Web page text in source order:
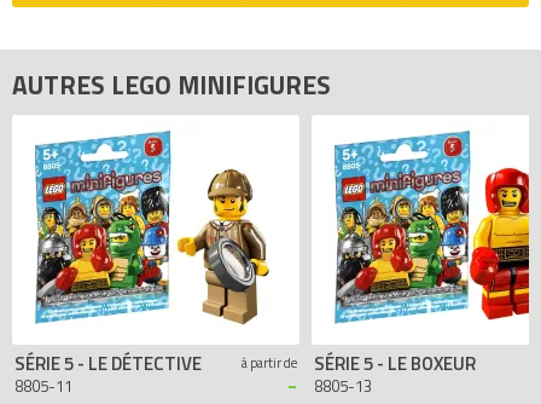
comparateur de prix 100% LEGO.
AUTRES LEGO MINIFIGURES
SÉRIE 5 - LE DÉTECTIVE
8805-11
à partir de
-
SÉRIE 5 - LE BOXEUR
8805-13